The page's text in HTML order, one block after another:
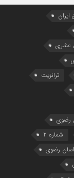
ایران
عشری
ترانزیت
رضوی
شماره 2
رضوی